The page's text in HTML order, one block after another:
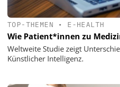
TOP-THEMEN • E-HEALTH
Wie Patient*innen zu
Weltweite Studie zeigt
Künstlicher Intelligenz.